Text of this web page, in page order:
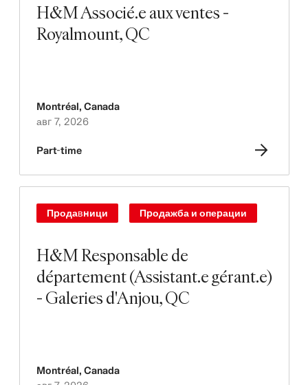
H&M Associé.e aux ventes -
Royalmount, QC
Montréal, Canada
авг 7, 2026
Part-time
H&M Responsable de
département (Assistant.e gérant.e)
- Galeries d'Anjou, QC
Продавници Продажба и операции
Montréal, Canada